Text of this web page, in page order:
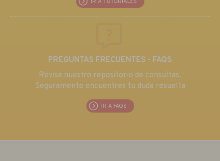
PREGUNTAS FRECUENTES - FAQS
Revisa nuestro repositorio de consultas.
Seguramente encuentres tu duda resuelta
IR A FAQS